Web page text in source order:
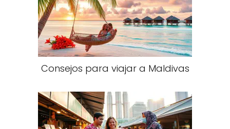
Consejos para viajar a Maldivas